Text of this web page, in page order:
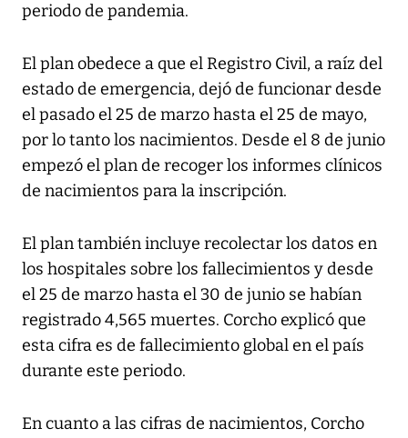
periodo de pandemia.
El plan obedece a que el Registro Civil, a raíz del
estado de emergencia, dejó de funcionar desde
el pasado el 25 de marzo hasta el 25 de mayo,
por lo tanto los nacimientos. Desde el 8 de junio
empezó el plan de recoger los informes clínicos
de nacimientos para la inscripción.
El plan también incluye recolectar los datos en
los hospitales sobre los fallecimientos y desde
el 25 de marzo hasta el 30 de junio se habían
registrado 4,565 muertes. Corcho explicó que
esta cifra es de fallecimiento global en el país
durante este periodo.
En cuanto a las cifras de nacimientos, Corcho